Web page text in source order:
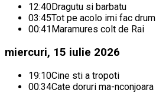
12:40Dragutu si barbatu
03:45Tot pe acolo imi fac drum
00:41 Maramures colt de Rai
miercuri, 15 iulie 2026
19:10Cine sti a tropoti
00:34Cate doruri ma-nconjoara